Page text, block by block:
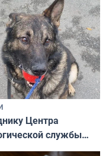
Центра
службы
дом